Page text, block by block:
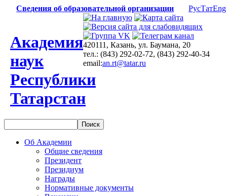
Сведения об образовательной организации РусТатEng
Академия
наук
Республики
Татарстан
420111, Казань, ул. Баумана, 20
тел.: (843) 292-02-72, (843) 292-40-34
email:an.rt@tatar.ru
Об Академии
Общие сведения
Президент
Президиум
Награды
Нормативные документы